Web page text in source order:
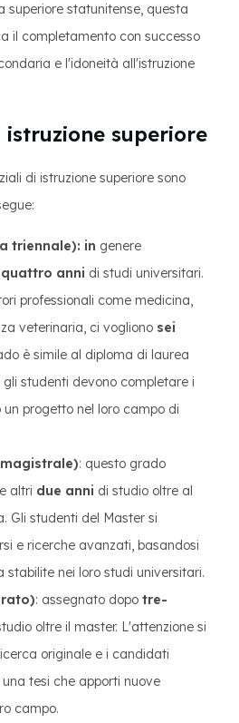
superiore statunitense, questa
il completamento con successo
e l'idoneità all'istruzione
istruzione superiore
di istruzione superiore sono
triennale): in genere
quattro anni di studi universitari.
professionali come medicina,
veterinaria, ci vogliono sei
è simile al diploma di laurea
gli studenti devono completare i
un progetto nel loro campo di
: questo grado
altri due anni di studio oltre al
Gli studenti del Master si
e ricerche avanzati, basandosi
stabilite nei loro studi universitari.
: assegnato dopo tre-
oltre il master. L'attenzione si
originale e i candidati
tesi che apporti nuove
campo.